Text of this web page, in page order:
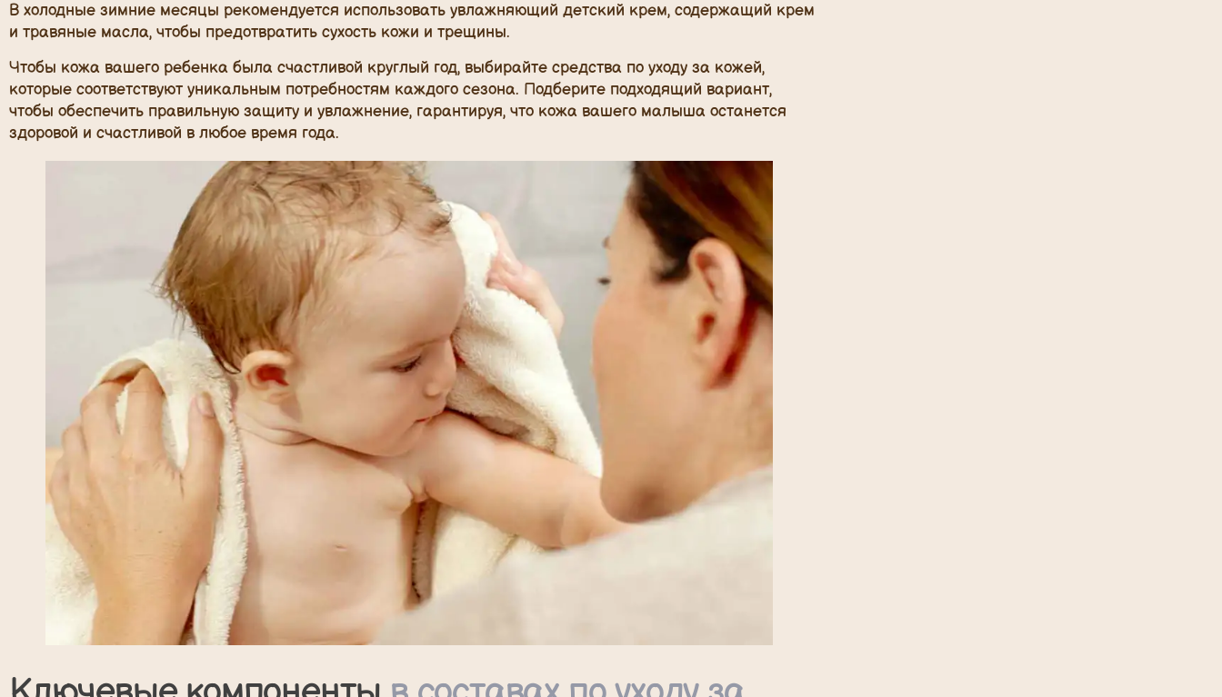
В холодные зимние месяцы рекомендуется использовать увлажняющий детский крем, содержащий крем
и травяные масла, чтобы предотвратить сухость кожи и трещины.
Чтобы кожа вашего ребенка была счастливой круглый год, выбирайте средства по уходу за кожей,
которые соответствуют уникальным потребностям каждого сезона. Подберите подходящий вариант,
чтобы обеспечить правильную защиту и увлажнение, гарантируя, что кожа вашего малыша останется
здоровой и счастливой в любое время года.